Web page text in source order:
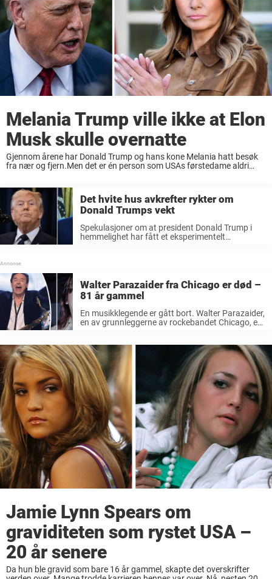
Melania Trump ville ikke at Elon
Musk skulle overnatte
Gjennom årene har Donald Trump og hans kone Melania hatt besøk
fra nær og fjern.Men det er én person som USAs førstedame aldri
Det hvite hus avkrefter rykter om
Donald Trumps vekt
Spekulasjoner om at president Donald Trump i
hemmelighet har fått et eksperimentelt
Walter Parazaider fra Chicago er død –
81 år gammel
En musikklegende er gått bort. Walter Parazaider,
en av grunnleggerne av rockebandet Chicago, er
innlegg på Facebook ...
Jamie Lynn Spears om
graviditeten som rystet USA –
20 år senere
Da hun ble gravid som bare 16 år gammel, skapte det overskrifter